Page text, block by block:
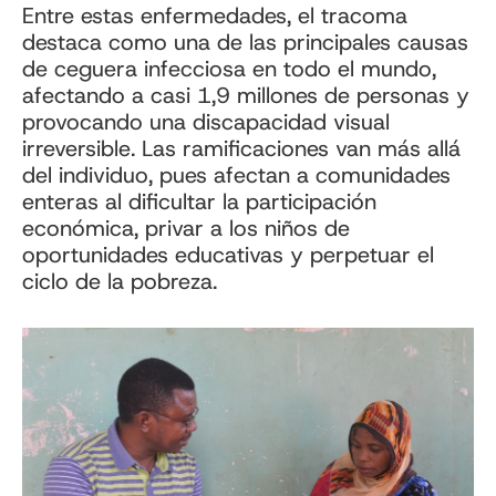
Entre estas enfermedades, el tracoma
destaca como una de las principales causas
de ceguera infecciosa en todo el mundo,
afectando a casi 1,9 millones de personas y
provocando una discapacidad visual
irreversible. Las ramificaciones van más allá
del individuo, pues afectan a comunidades
enteras al dificultar la participación
económica, privar a los niños de
oportunidades educativas y perpetuar el
ciclo de la pobreza.